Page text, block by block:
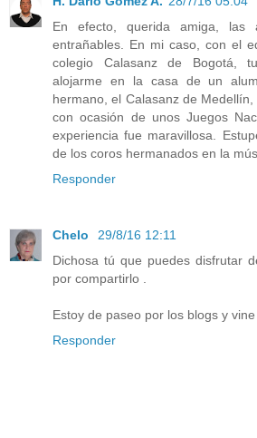
En efecto, querida amiga, las
entrañables. En mi caso, con el
colegio Calasanz de Bogotá,
alojarme en la casa de un
hermano, el Calasanz de
con ocasión de unos Juegos
experiencia fue maravillosa.
de los coros hermanados en la
Responder
Chelo
29/8/16 12:11
Dichosa tú que puedes disfrutar
por compartirlo .
Estoy de paseo por los blogs y
Responder